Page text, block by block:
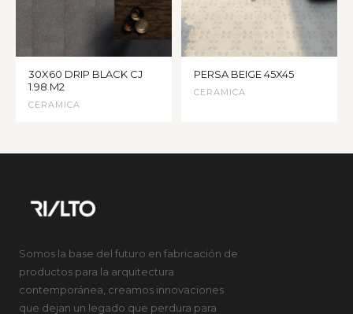
30X60 DRIP BLACK CJ
1.98 M2
CERAMICA
PERSA BEIGE 45X45
CERAMICA
Somos la base del futuro en fabricación de
productos para la arquitectura
contemporánea, creamos innovaciones
que dejan un legado que perdura para